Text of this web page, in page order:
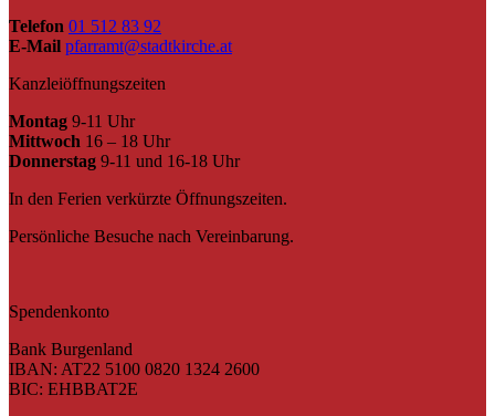
Telefon 01 512 83 92
E-Mail pfarramt@stadtkirche.at
Kanzleiöffnungszeiten
Montag 9-11 Uhr
Mittwoch 16 – 18 Uhr
Donnerstag 9-11 und 16-18 Uhr
In den Ferien verkürzte Öffnungszeiten.
Persönliche Besuche nach Vereinbarung.
Spendenkonto
Bank Burgenland
IBAN: AT22 5100 0820 1324 2600
BIC: EHBBAT2E